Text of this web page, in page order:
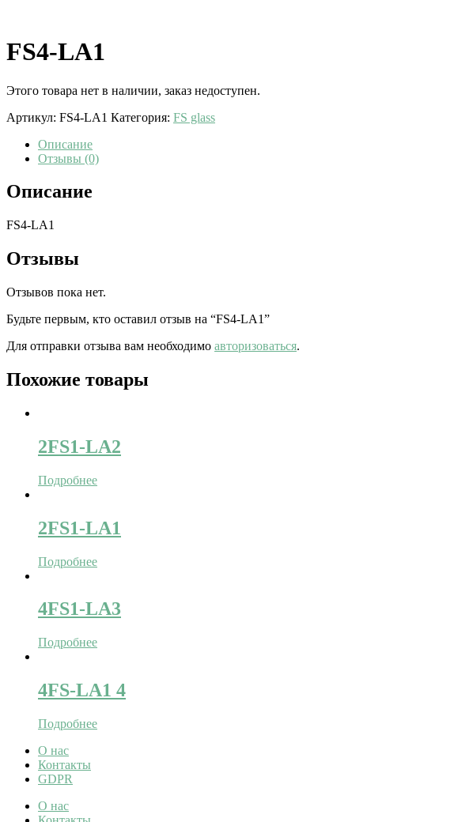
FS4-LA1
Этого товара нет в наличии, заказ недоступен.
Артикул: FS4-LA1 Категория: FS glass
Описание
Отзывы (0)
Описание
FS4-LA1
Отзывы
Отзывов пока нет.
Будьте первым, кто оставил отзыв на “FS4-LA1”
Для отправки отзыва вам необходимо авторизоваться.
Похожие товары
2FS1-LA2
Подробнее
2FS1-LA1
Подробнее
4FS1-LA3
Подробнее
4FS-LA1 4
Подробнее
О нас
Контакты
GDPR
О нас